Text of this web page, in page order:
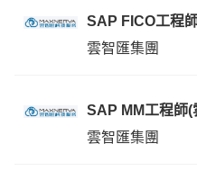
SAP FICO工程
雲智匯集團
SAP MM工程師(
雲智匯集團